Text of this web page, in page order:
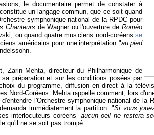
le documentaire permet de constater à
un langage commun, que ce soit quand
symphonique national de la RPDC pour
Chanteurs de Wagner ou l'ouverture deRoméo
ou quand quatre musiciens nord-coréens se
américains pour une interprétation "au pied
Zarin Mehta, directeur du Philharmonique de
sa préparation et sur les conditions posées par
du programme, diffusion en direct à la
Nord-Coréens. Mehta rappelle comment, lors
l'Orchestre symphonique national de la
immédiatement la partition. "Si vous
interlocuteurs coréens, aucun oeil ne restera
qu'il ne se soit pas trompé.